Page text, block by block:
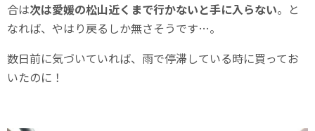
合は次は愛媛の松山近くまで行かないと手に入らない。と
なれば、やはり戻るしか無さそうです…。
数日前に気づいていれば、雨で停滞している時に買ってお
いたのに！